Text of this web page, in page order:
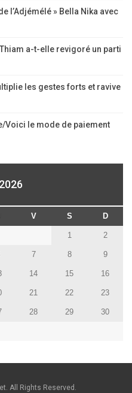
l’Adjémélé » Bella Nika avec
a-t-elle revigoré un parti
les gestes forts et ravive
Voici le mode de paiement
V S D
1 2
7 8 9
14 15 16
21 22 23
28 29 30
All Rights Reserved.